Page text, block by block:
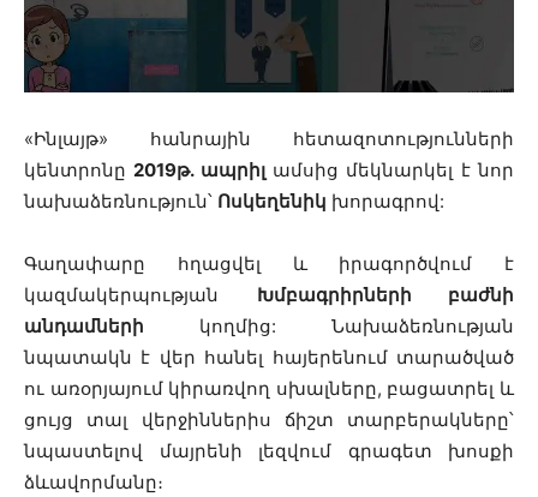
«Ինլայթ» հանրային հետազոտությունների
կենտրոնը2019թ. ապրիլամսից մեկնարկել է նոր
նախաձեռնություն՝ Ոսկեղենիկ խորագրով:
Գաղափարը հղացվել և իրագործվում է
կազմակերպության Խմբագրիրների բաժնի
անդամների կողմից: Նախաձեռնության
նպատակն է վեր հանել հայերենում տարածված
ու առօրյայում կիրառվող սխալները, բացատրել և
ցույց տալ վերջիններիս ճիշտ տարբերակները՝
նպաստելով մայրենի լեզվում գրագետ խոսքի
ձևավորմանը։